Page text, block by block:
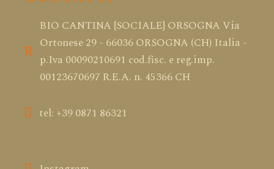
BIO CANTINA {SOCIALE} ORSOGNA Via
Ortonese 29 - 66036 ORSOGNA (CH) Italia -
p.Iva 00090210691 cod.fisc. e reg.imp.
00123670697 R.E.A. n. 45366 CH
tel: +39 0871 86321